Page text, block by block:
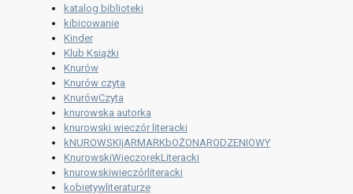
katalog biblioteki
kibicowanie
Kinder
Klub Książki
Knurów
Knurów czyta
KnurówCzyta
knurowska autorka
knurowski wieczór literacki
kNUROWSKIjARMARKbOŻONARODZENIOWY
KnurowskiWieczorekLiteracki
knurowskiwieczórliteracki
kobietywliteraturze